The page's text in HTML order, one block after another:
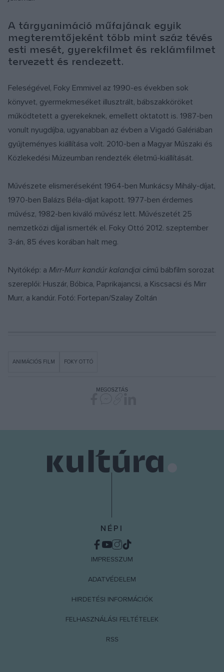
A tárgyanimáció műfajának egyik
megteremtőjeként több mint száz tévés
esti mesét, gyerekfilmet és reklámfilmet
tervezett és rendezett.
Feleségével, Foky Emmivel az 1990-es években sok
könyvet, gyermekmeséket illusztrált, bábszakköröket
működtetett a gyerekeknek, emellett oktatott is. 1987-ben
vonult nyugdíjba, ugyanabban az évben a Vigadó Galériában
gyűjteményes kiállítása volt. 2010-ben a Magyar Műszaki és
Közlekedési Múzeumban rendezték életmű-kiállítását.
Művészete elismeréseként 1964-ben Munkácsy Mihály-díjat,
1970-ben Balázs Béla-díjat kapott. 1977-ben érdemes
művész, 1982-ben kiváló művész lett. Művészetét 25
nemzetközi díjjal ismerték el. Foky Ottó 2012. szeptember
3-án, 85 éves korában halt meg.
Nyitókép: a Mirr-Murr kandúr kalandjai című bábfilm sorozat
szereplői: Huszár, Bóbica, Paprikajancsi, a Kiscsacsi és Mirr
Murr, a kandúr. Fotó: Fortepan/Szalay Zoltán
ANIMÁCIÓS FILM FOKY OTTÓ
MEGOSZTÁS
NÉPI
IMPRESSZUM
ADATVÉDELEM
HIRDETÉSI INFORMÁCIÓK
FELHASZNÁLÁSI FELTÉTELEK
RSS